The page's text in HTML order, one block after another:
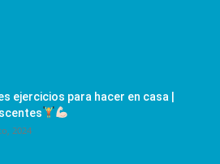
ejercicios para hacer en casa |
2024